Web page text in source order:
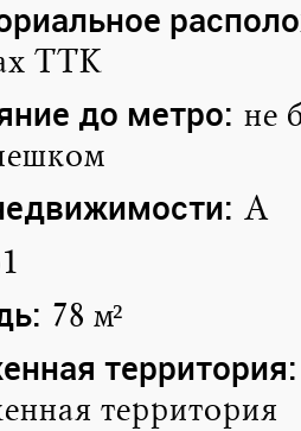
ТТК
до метро: не
A
78 м²
территория:
территория